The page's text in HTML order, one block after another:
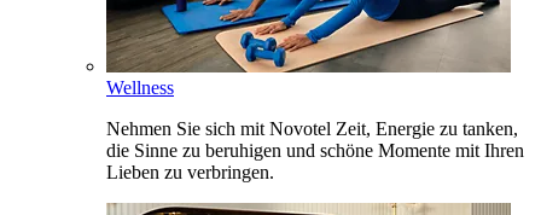
Wellness
Nehmen Sie sich mit Novotel Zeit, Energie zu tanken,
die Sinne zu beruhigen und schöne Momente mit Ihren
Lieben zu verbringen.